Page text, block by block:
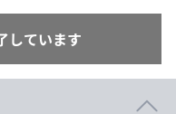
しています